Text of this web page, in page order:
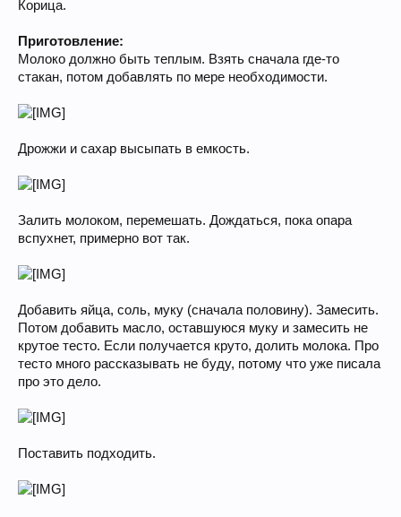
Корица.
Приготовление:
Молоко должно быть теплым. Взять сначала где-то
стакан, потом добавлять по мере необходимости.
Дрожжи и сахар высыпать в емкость.
Залить молоком, перемешать. Дождаться, пока опара
вспухнет, примерно вот так.
Добавить яйца, соль, муку (сначала половину). Замесить.
Потом добавить масло, оставшуюся муку и замесить не
крутое тесто. Если получается круто, долить молока. Про
тесто много рассказывать не буду, потому что уже писала
про это дело.
Поставить подходить.